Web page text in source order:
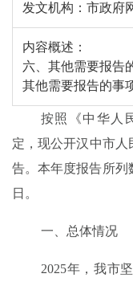
发文机构： 市政府
内容概述：
六、其他需要报告
其他需要报告的事
按照
《中华
定，现公开汉中市人
告。本年度报告所列
日。
一、总体情况
2025年，我市